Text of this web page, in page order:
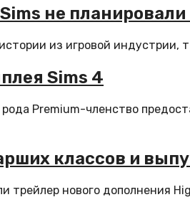
не
из игровой
Sims 4
рода Premium-членство
классов и
трейлер нового дополнения